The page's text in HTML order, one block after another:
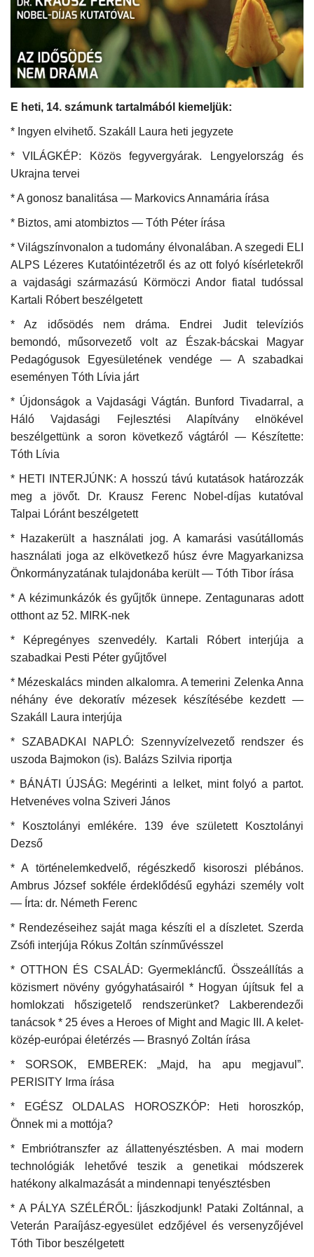
Kultúra
Történelem
Gazdaság
Művészet
Sport
Sajtó
Rendezvény
Napló postája
Galéria
Újság Archívum
Emlékezzünk †
Nyelv
Magyar Deutsch English
E heti, 14. számunk tartalmából kiemeljük:
* Ingyen elvihető. Szakáll Laura heti jegyzete
* VILÁGKÉP: Közös fegyvergyárak. Lengyelország és
Ukrajna tervei
* A gonosz banalitása — Markovics Annamária írása
* Biztos, ami atombiztos — Tóth Péter írása
* Világszínvonalon a tudomány élvonalában. A szegedi ELI
ALPS Lézeres Kutatóintézetről és az ott folyó kísérletekről
a vajdasági származású Körmöczi Andor fiatal tudóssal
Kartali Róbert beszélgetett
* Az idősödés nem dráma. Endrei Judit televíziós
bemondó, műsorvezető volt az Észak-bácskai Magyar
Pedagógusok Egyesületének vendége — A szabadkai
eseményen Tóth Lívia járt
* Újdonságok a Vajdasági Vágtán. Bunford Tivadarral, a
Háló Vajdasági Fejlesztési Alapítvány elnökével
beszélgettünk a soron következő vágtáról — Készítette:
Tóth Lívia
* HETI INTERJÚNK: A hosszú távú kutatások határozzák
meg a jövőt. Dr. Krausz Ferenc Nobel-díjas kutatóval
Talpai Lóránt beszélgetett
* Hazakerült a használati jog. A kamarási vasútállomás
használati joga az elkövetkező húsz évre Magyarkanizsa
Önkormányzatának tulajdonába került — Tóth Tibor írása
* A kézimunkázók és gyűjtők ünnepe. Zentagunaras adott
otthont az 52. MIRK-nek
* Képregényes szenvedély. Kartali Róbert interjúja a
szabadkai Pesti Péter gyűjtővel
* Mézeskalács minden alkalomra. A temerini Zelenka Anna
néhány éve dekoratív mézesek készítésébe kezdett —
Szakáll Laura interjúja
* SZABADKAI NAPLÓ: Szennyvízelvezető rendszer és
uszoda Bajmokon (is). Balázs Szilvia riportja
* BÁNÁTI ÚJSÁG: Megérinti a lelket, mint folyó a partot.
Hetvenéves volna Sziveri János
* Kosztolányi emlékére. 139 éve született Kosztolányi
Dezső
* A történelemkedvelő, régészkedő kisoroszi plébános.
Ambrus József sokféle érdeklődésű egyházi személy volt
— Írta: dr. Németh Ferenc
* Rendezéseihez saját maga készíti el a díszletet. Szerda
Zsófi interjúja Rókus Zoltán színművésszel
* OTTHON ÉS CSALÁD: Gyermekláncfű. Összeállítás a
közismert növény gyógyhatásairól * Hogyan újítsuk fel a
homlokzati hőszigetelő rendszerünket? Lakberendezői
tanácsok * 25 éves a Heroes of Might and Magic III. A kelet-
közép-európai életérzés — Brasnyó Zoltán írása
* SORSOK, EMBEREK: „Majd, ha apu megjavul”.
PERISITY Irma írása
* EGÉSZ OLDALAS HOROSZKÓP: Heti horoszkóp,
Önnek mi a mottója?
* Embriótranszfer az állattenyésztésben. A mai modern
technológiák lehetővé teszik a genetikai módszerek
hatékony alkalmazását a mindennapi tenyésztésben
* A PÁLYA SZÉLÉRŐL: Íjászkodjunk! Pataki Zoltánnal, a
Veterán Paraíjász-egyesület edzőjével és versenyzőjével
Tóth Tibor beszélgetett